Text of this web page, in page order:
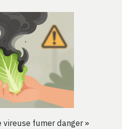
vireuse fumer danger »